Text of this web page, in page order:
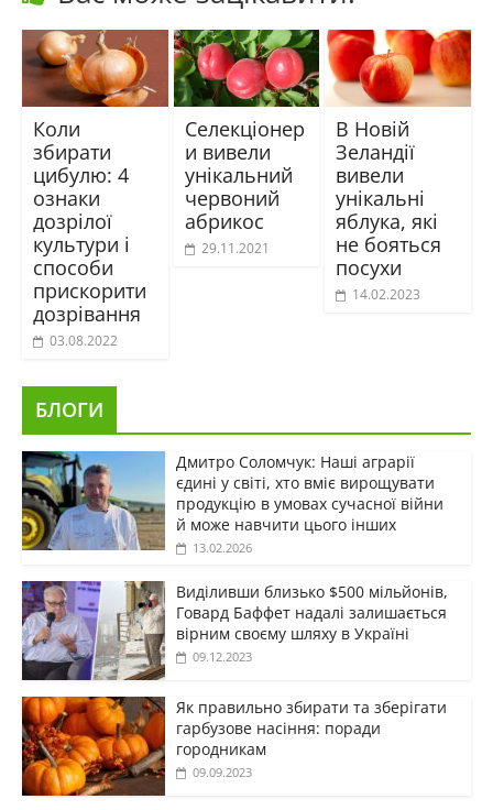
Коли
збирати
цибулю: 4
ознаки
дозрілої
культури і
способи
прискорити
дозрівання
03.08.2022
Селекціонер
и вивели
унікальний
червоний
абрикос
29.11.2021
В Новій
Зеландії
вивели
унікальні
яблука, які
не бояться
посухи
14.02.2023
БЛОГИ
Дмитро Соломчук: Наші аграрії
єдині у світі, хто вміє вирощувати
продукцію в умовах сучасної війни
й може навчити цього інших
13.02.2026
Виділивши близько $500 мільйонів,
Говард Баффет надалі залишається
вірним своєму шляху в Україні
09.12.2023
Як правильно збирати та зберігати
гарбузове насіння: поради
городникам
09.09.2023